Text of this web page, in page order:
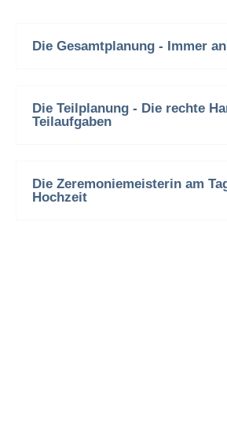
Die Gesamtplanung - Immer
Die Teilplanung - Die rechte
Teilaufgaben
Die Zeremoniemeisterin am
Hochzeit